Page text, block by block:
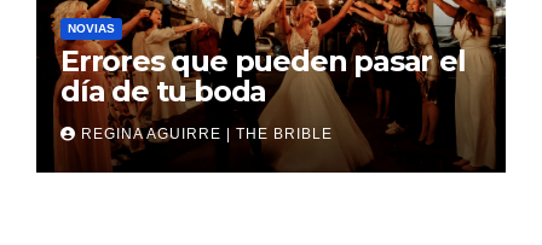
NOVIAS
Errores que pueden pasar el
día de tu boda
REGINA AGUIRRE | THE BRIBLE